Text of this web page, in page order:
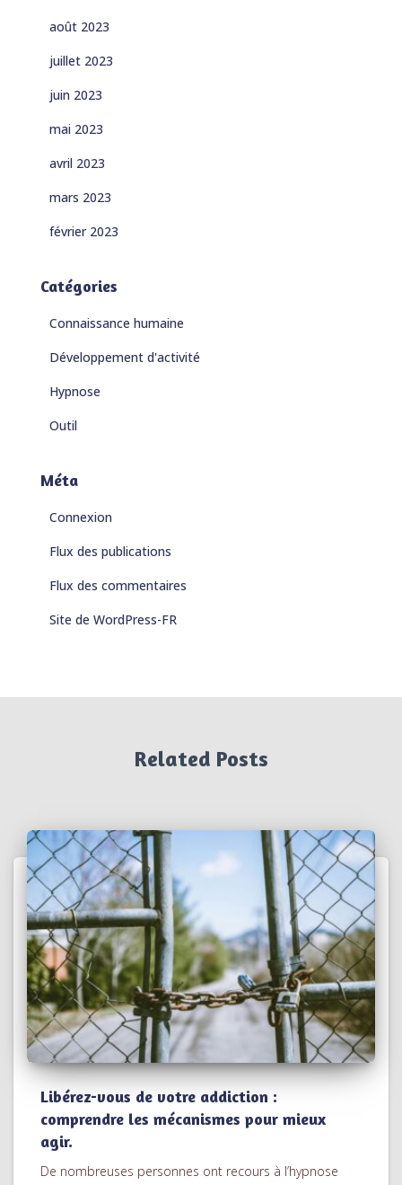
août 2023
juillet 2023
juin 2023
mai 2023
avril 2023
mars 2023
février 2023
Catégories
Connaissance humaine
Développement d'activité
Hypnose
Outil
Méta
Connexion
Flux des publications
Flux des commentaires
Site de WordPress-FR
Related Posts
Libérez-vous de votre addiction :
comprendre les mécanismes pour mieux
agir.
De nombreuses personnes ont recours à l’hypnose